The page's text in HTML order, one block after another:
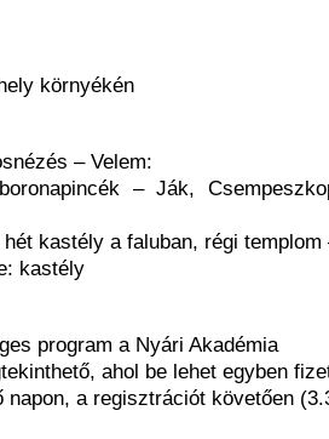
környékén
– Velem:
– Ják,
kastély a faluban, régi templom
kastély
program a Nyári Akadémia
ahol be lehet egyben
napon, a regisztrációt követően